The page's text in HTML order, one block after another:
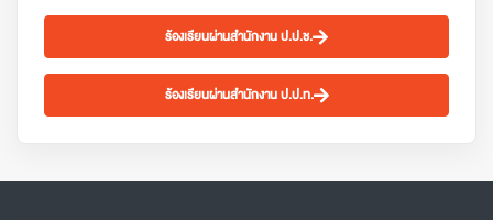
ร้องเรียนผ่านสำนักงาน ป.ป.ช.
ร้องเรียนผ่านสำนักงาน ป.ป.ท.